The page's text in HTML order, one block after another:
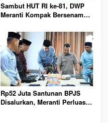
Sambut HUT RI ke-81, DWP
Meranti Kompak Bersenam
Rp52 Juta Santunan BPJS
Disalurkan, Meranti Perluas